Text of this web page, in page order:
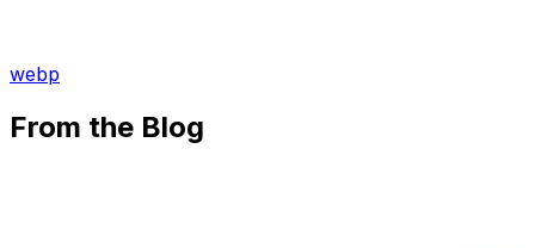
webp
From the Blog